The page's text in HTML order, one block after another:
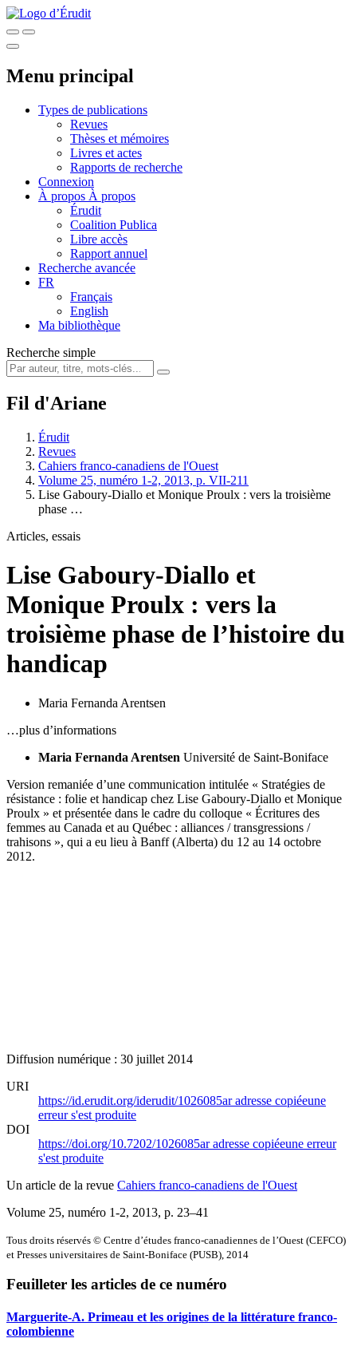
Menu principal
Types de publications
Revues
Thèses et mémoires
Livres et actes
Rapports de recherche
Connexion
À propos À propos
Érudit
Coalition Publica
Libre accès
Rapport annuel
Recherche avancée
FR
Français
English
Ma bibliothèque
Recherche simple
Fil d'Ariane
Érudit
Revues
Cahiers franco-canadiens de l'Ouest
Volume 25, numéro 1-2, 2013, p. VII-211
Lise Gaboury-Diallo et Monique Proulx : vers la troisième
phase …
Articles, essais
Lise Gaboury-Diallo et
Monique Proulx : vers la
troisième phase de l’histoire du
handicap
Maria Fernanda Arentsen
…plus d’informations
Maria Fernanda Arentsen Université de Saint-Boniface
Version remaniée d’une communication intitulée « Stratégies de
résistance : folie et handicap chez Lise Gaboury-Diallo et Monique
Proulx » et présentée dans le cadre du colloque « Écritures des
femmes au Canada et au Québec : alliances / transgressions /
trahisons », qui a eu lieu à Banff (Alberta) du 12 au 14 octobre
2012.
Diffusion numérique : 30 juillet 2014
URI
https://id.erudit.org/iderudit/1026085aradresse copiéeune
erreur s'est produite
DOI
https://doi.org/10.7202/1026085aradresse copiéeune erreur
s'est produite
Un article de la revue Cahiers franco-canadiens de l'Ouest
Volume 25, numéro 1-2, 2013, p. 23–41
Tous droits réservés © Centre d’études franco-canadiennes de l’Ouest (CEFCO)
et Presses universitaires de Saint-Boniface (PUSB), 2014
Feuilleter les articles de ce numéro
Marguerite-A. Primeau et les origines de la littérature franco-
colombienne